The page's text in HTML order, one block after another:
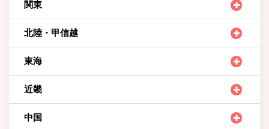
関東
北陸・甲信越
東海
近畿
中国